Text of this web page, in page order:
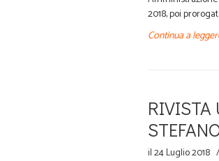
2018, poi
Continua a
RIVISTA
il 24 Luglio 2018 /